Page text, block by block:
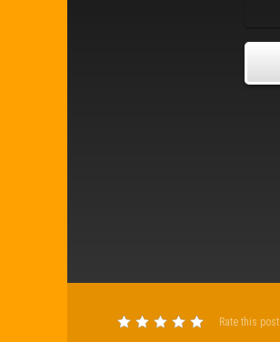
Rate this post